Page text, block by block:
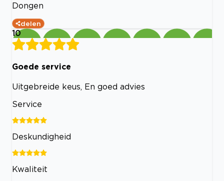
Dongen
delen
10
Goede service
Uitgebreide keus, En goed advies
Service
Deskundigheid
Kwaliteit